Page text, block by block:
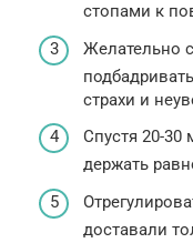
стопами к
Желательно
страхи и
Спустя 20-30
держать
доставали